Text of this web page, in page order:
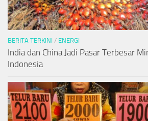
BERITA TERKINI / ENERGI
India dan China Jadi Pasar Terbesar
Indonesia